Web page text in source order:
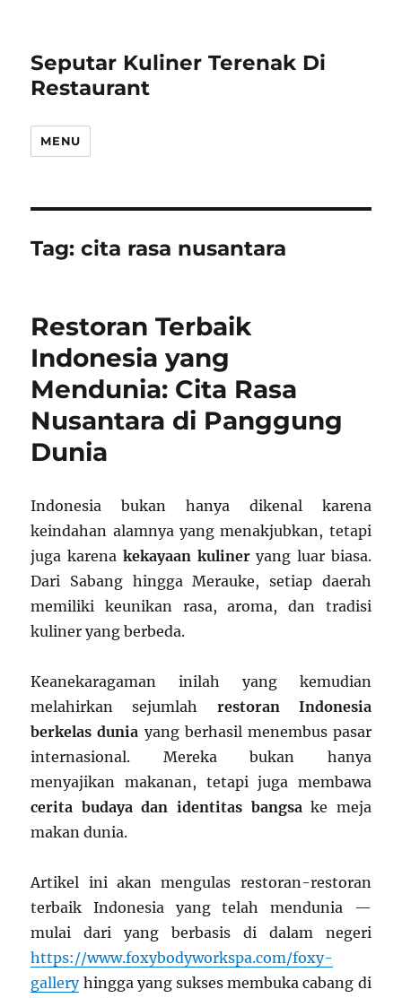
Seputar Kuliner Terenak Di
Restaurant
MENU
Tag:cita rasa nusantara
Restoran Terbaik
Indonesia yang
Mendunia: Cita Rasa
Nusantara di Panggung
Dunia
Indonesia bukan hanya dikenal karena
keindahan alamnya yang menakjubkan, tetapi
juga karena kekayaan kulineryang luar biasa.
Dari Sabang hingga Merauke, setiap daerah
memiliki keunikan rasa, aroma, dan tradisi
kuliner yang berbeda.
Keanekaragaman inilah yang kemudian
melahirkan sejumlah restoran Indonesia
berkelas dunia yang berhasil menembus pasar
internasional. Mereka bukan hanya
menyajikan makanan, tetapi juga membawa
cerita budaya dan identitas bangsake meja
makan dunia.
Artikel ini akan mengulas restoran-restoran
terbaik Indonesia yang telah mendunia —
mulai dari yang berbasis di dalam negeri
https://www.foxybodyworkspa.com/foxy-
galleryhingga yang sukses membuka cabang di